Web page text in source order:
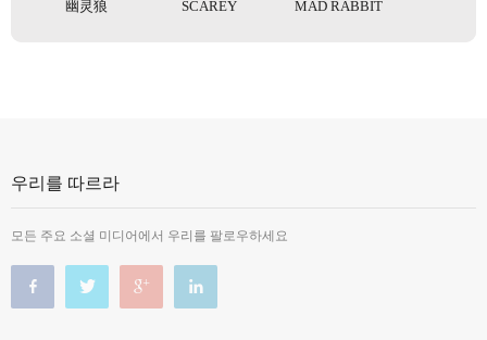
幽灵狼 SCAREY MAD RABBIT
우리를 따르라
모든 주요 소셜 미디어에서 우리를 팔로우하세요